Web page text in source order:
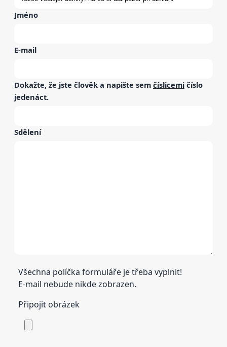
Jméno
E-mail
Dokažte, že jste člověk a napište sem číslicemi číslo
jedenáct.
Sdělení
Všechna políčka formuláře je třeba vyplnit!
E-mail nebude nikde zobrazen.
Připojit obrázek